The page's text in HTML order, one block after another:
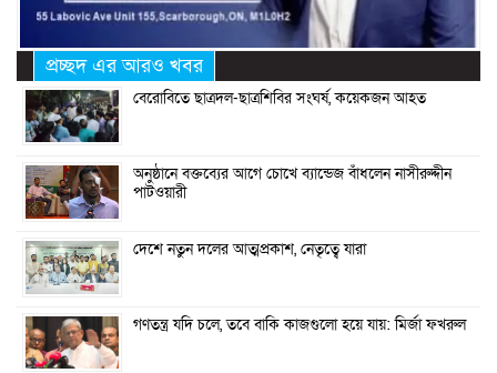
প্রচ্ছদ এর আরও খবর
বেরোবিতে ছাত্রদল-ছাত্রশিবির সংঘর্ষ, কয়েকজন আহত
অনুষ্ঠানে বক্তব্যের আগে চোখে ব্যান্ডেজ বাঁধলেন নাসীরুদ্দীন
পাটওয়ারী
দেশে নতুন দলের আত্মপ্রকাশ, নেতৃত্বে যারা
গণতন্ত্র যদি চলে, তবে বাকি কাজগুলো হয়ে যায়: মির্জা ফখরুল